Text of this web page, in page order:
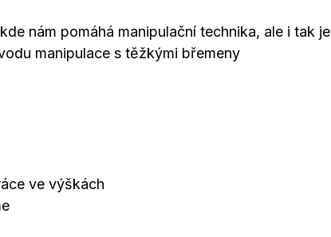
nám pomáhá manipulační technika, ale i tak je
manipulace s těžkými břemeny
ve výškách